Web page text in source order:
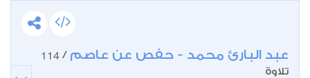
عبد البارئ محمد - حفص عن عاصم /
114
تلاوة